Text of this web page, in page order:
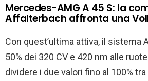
Mercedes-AMG A 45 S: la
Affalterbach affronta una
Con quest’ultima attiva, il sistema
50% dei 320 CV e 420 nm alle
dividere i due valori fino al 100% tra